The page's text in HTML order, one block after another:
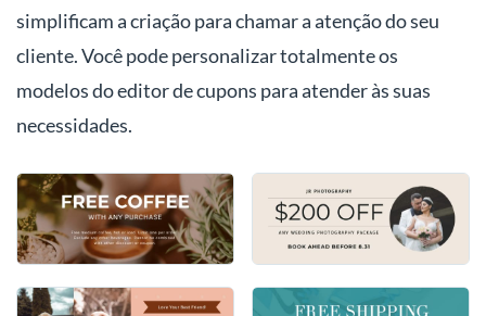
simplificam a criação para chamar a atenção do seu
cliente. Você pode personalizar totalmente os
modelos do editor de cupons para atender às suas
necessidades.